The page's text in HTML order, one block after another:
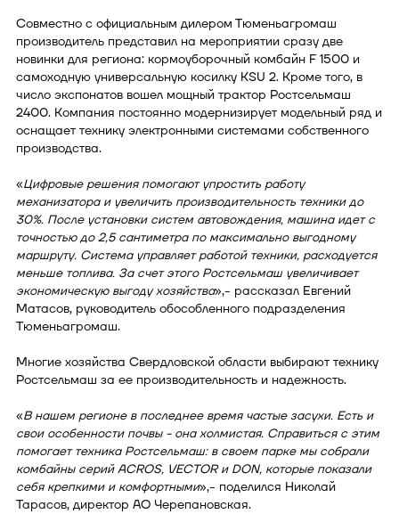
Совместно с официальным дилером Тюменьагромаш
производитель представил на мероприятии сразу две
новинки для региона: кормоуборочный комбайн F 1500 и
самоходную универсальную косилку KSU 2. Кроме того, в
число экспонатов вошел мощный трактор Ростсельмаш
2400. Компания постоянно модернизирует модельный ряд и
оснащает технику электронными системами собственного
производства.
«Цифровые решения помогают упростить работу
механизатора и увеличить производительность техники до
30%. После установки систем автовождения, машина идет с
точностью до 2,5 сантиметра по максимально выгодному
маршруту. Система управляет работой техники, расходуется
меньше топлива. За счет этого Ростсельмаш увеличивает
экономическую выгоду хозяйства»,- рассказал Евгений
Матасов, руководитель обособленного подразделения
Тюменьагромаш.
Многие хозяйства Свердловской области выбирают технику
Ростсельмаш за ее производительность и надежность.
«В нашем регионе в последнее время частые засухи. Есть и
свои особенности почвы - она холмистая. Справиться с этим
помогает техника Ростсельмаш: в своем парке мы собрали
комбайны серий ACROS, VECTOR и DON, которые показали
себя крепкими и комфортными»,- поделился Николай
Тарасов, директор АО Черепановская.